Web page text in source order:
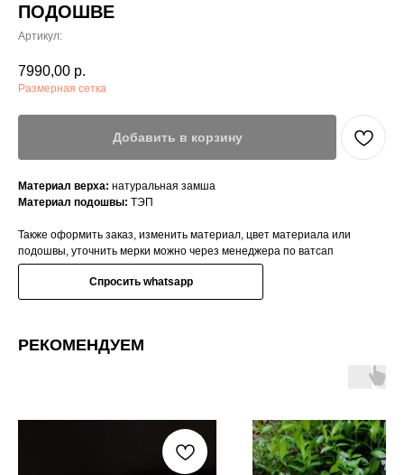
ПОДОШВЕ
Артикул:
7990,00 р.
Размерная сетка
Добавить в корзину
Материал верха: натуральная замша
Материал подошвы: ТЭП
Также оформить заказ, изменить материал, цвет материала или
подошвы, уточнить мерки можно через менеджера по ватсап
Спросить whatsapp
РЕКОМЕНДУЕМ